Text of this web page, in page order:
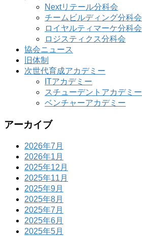
Nextリテール分科会
チームビルディング分科会
ロイヤルティマーケ分科会
ロジスティクス分科会
協会ニュース
旧体制
次世代育成アカデミー
ITアカデミー
スチューデントアカデミー
ベンチャーアカデミー
アーカイブ
2026年7月
2026年1月
2025年12月
2025年11月
2025年9月
2025年8月
2025年7月
2025年6月
2025年5月